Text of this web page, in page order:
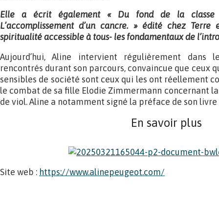
Elle a écrit également « Du fond de la classe
L’accomplissement d’un cancre. » édité chez Terre
spiritualité accessible à tous- les fondamentaux de
Aujourd’hui, Aline intervient régulièrement dans
rencontrés durant son parcours, convaincue que ceux
sensibles de société sont ceux qui les ont réellement
le combat de sa fille Elodie Zimmermann concernant
de viol. Aline a notamment signé la préface de son livre
En savoir plus
Site web : https://www.alinepeugeot.com/